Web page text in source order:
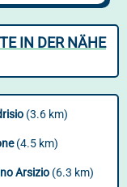
IN DER NÄHE
(3.6 km)
(4.5 km)
Arsizio (6.3 km)